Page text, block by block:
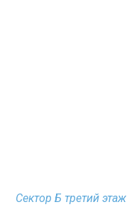
Сектор Б третий этаж